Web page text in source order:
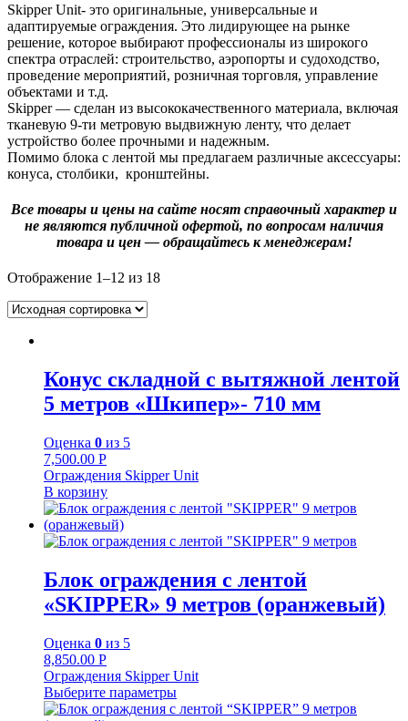
Skipper Unit- это оригинальные, универсальные и
адаптируемые ограждения. Это лидирующее на рынке
решение, которое выбирают профессионалы из широкого
спектра отраслей: строительство, аэропорты и судоходство,
проведение мероприятий, розничная торговля, управление
объектами и т.д.
Skipper — сделан из высококачественного материала, включая
тканевую 9-ти метровую выдвижную ленту, что делает
устройство более прочными и надежным.
Помимо блока с лентой мы предлагаем различные аксессуары:
конуса, столбики, кронштейны.
Все товары и цены на сайте носят справочный характер и
не являются публичной офертой, по вопросам наличия
товара и цен — обращайтесь к менеджерам!
Отображение 1–12 из 18
Конус складной с вытяжной лентой
5 метров «Шкипер»- 710 мм
Оценка 0 из 5
7,500.00 Р
Ограждения Skipper Unit
В корзину
Блок ограждения с лентой
«SKIPPER» 9 метров (оранжевый)
Оценка 0 из 5
8,850.00 Р
Ограждения Skipper Unit
Выберите параметры